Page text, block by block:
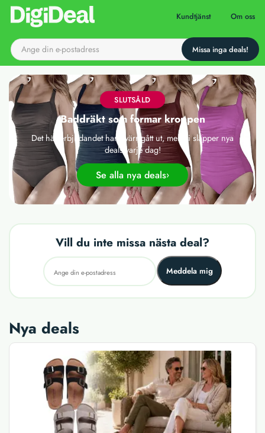
Till startsidan Kundtjänst Om oss
SLUTSÅLD
Baddräkt som formar kroppen
Det här erbjudandet har tyvärr gått ut, men vi släpper nya
deals varje dag!
Se alla nya deals
Vill du inte missa nästa deal?
Meddela mig
Nya deals